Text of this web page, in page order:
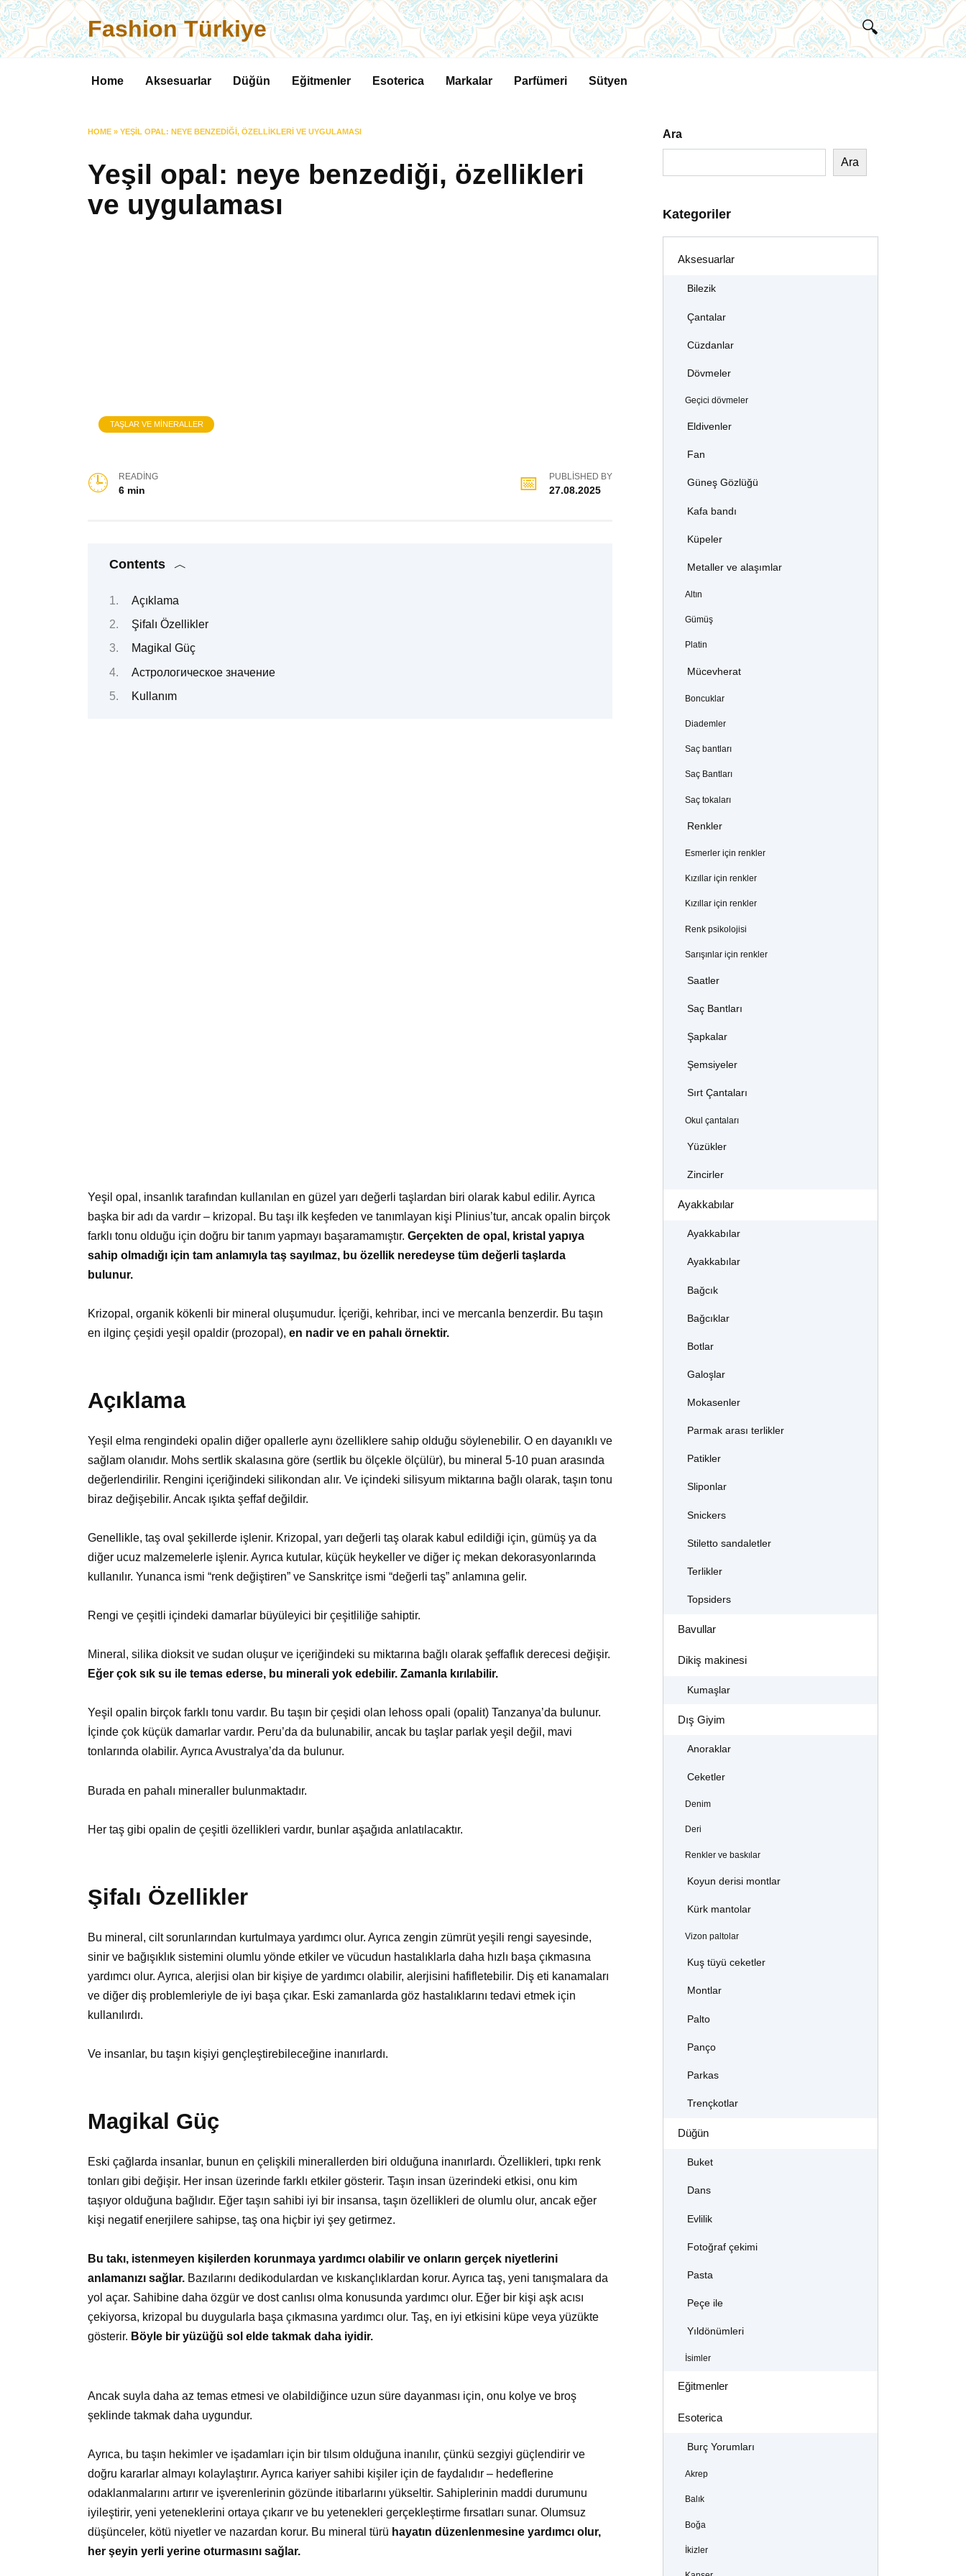
Skip
to
content
Fashion Türkiye
Home Aksesuarlar Düğün Eğitmenler Esoterica Markalar Parfümeri Sütyen
HOME » YEŞIL OPAL: NEYE BENZEDIĞI, ÖZELLIKLERI VE UYGULAMASI
Yeşil opal: neye benzediği, özellikleri
ve uygulaması
TAŞLAR VE MINERALLER
READING
6 min
PUBLISHED BY
27.08.2025
Contents
Açıklama
Şifalı Özellikler
Magikal Güç
Астрологическое значение
Kullanım
Yeşil opal, insanlık tarafından kullanılan en güzel yarı değerli taşlardan biri olarak kabul edilir. Ayrıca
başka bir adı da vardır – krizopal. Bu taşı ilk keşfeden ve tanımlayan kişi Plinius’tur, ancak opalin birçok
farklı tonu olduğu için doğru bir tanım yapmayı başaramamıştır. Gerçekten de opal, kristal yapıya
sahip olmadığı için tam anlamıyla taş sayılmaz, bu özellik neredeyse tüm değerli taşlarda
bulunur.
Krizopal, organik kökenli bir mineral oluşumudur. İçeriği, kehribar, inci ve mercanla benzerdir. Bu taşın
en ilginç çeşidi yeşil opaldir (prozopal), en nadir ve en pahalı örnektir.
Açıklama
Yeşil elma rengindeki opalin diğer opallerle aynı özelliklere sahip olduğu söylenebilir. O en dayanıklı ve
sağlam olanıdır. Mohs sertlik skalasına göre (sertlik bu ölçekle ölçülür), bu mineral 5-10 puan arasında
değerlendirilir. Rengini içeriğindeki silikondan alır. Ve içindeki silisyum miktarına bağlı olarak, taşın tonu
biraz değişebilir. Ancak ışıkta şeffaf değildir.
Genellikle, taş oval şekillerde işlenir. Krizopal, yarı değerli taş olarak kabul edildiği için, gümüş ya da
diğer ucuz malzemelerle işlenir. Ayrıca kutular, küçük heykeller ve diğer iç mekan dekorasyonlarında
kullanılır. Yunanca ismi “renk değiştiren” ve Sanskritçe ismi “değerli taş” anlamına gelir.
Rengi ve çeşitli içindeki damarlar büyüleyici bir çeşitliliğe sahiptir.
Mineral, silika dioksit ve sudan oluşur ve içeriğindeki su miktarına bağlı olarak şeffaflık derecesi değişir.
Eğer çok sık su ile temas ederse, bu minerali yok edebilir. Zamanla kırılabilir.
Yeşil opalin birçok farklı tonu vardır. Bu taşın bir çeşidi olan lehoss opali (opalit) Tanzanya’da bulunur.
İçinde çok küçük damarlar vardır. Peru’da da bulunabilir, ancak bu taşlar parlak yeşil değil, mavi
tonlarında olabilir. Ayrıca Avustralya’da da bulunur.
Burada en pahalı mineraller bulunmaktadır.
Her taş gibi opalin de çeşitli özellikleri vardır, bunlar aşağıda anlatılacaktır.
Şifalı Özellikler
Bu mineral, cilt sorunlarından kurtulmaya yardımcı olur. Ayrıca zengin zümrüt yeşili rengi sayesinde,
sinir ve bağışıklık sistemini olumlu yönde etkiler ve vücudun hastalıklarla daha hızlı başa çıkmasına
yardımcı olur. Ayrıca, alerjisi olan bir kişiye de yardımcı olabilir, alerjisini hafifletebilir. Diş eti kanamaları
ve diğer diş problemleriyle de iyi başa çıkar. Eski zamanlarda göz hastalıklarını tedavi etmek için
kullanılırdı.
Ve insanlar, bu taşın kişiyi gençleştirebileceğine inanırlardı.
Magikal Güç
Eski çağlarda insanlar, bunun en çelişkili minerallerden biri olduğuna inanırlardı. Özellikleri, tıpkı renk
tonları gibi değişir. Her insan üzerinde farklı etkiler gösterir. Taşın insan üzerindeki etkisi, onu kim
taşıyor olduğuna bağlıdır. Eğer taşın sahibi iyi bir insansa, taşın özellikleri de olumlu olur, ancak eğer
kişi negatif enerjilere sahipse, taş ona hiçbir iyi şey getirmez.
Bu takı, istenmeyen kişilerden korunmaya yardımcı olabilir ve onların gerçek niyetlerini
anlamanızı sağlar. Bazılarını dedikodulardan ve kıskançlıklardan korur. Ayrıca taş, yeni tanışmalara da
yol açar. Sahibine daha özgür ve dost canlısı olma konusunda yardımcı olur. Eğer bir kişi aşk acısı
çekiyorsa, krizopal bu duygularla başa çıkmasına yardımcı olur. Taş, en iyi etkisini küpe veya yüzükte
gösterir. Böyle bir yüzüğü sol elde takmak daha iyidir.
Ancak suyla daha az temas etmesi ve olabildiğince uzun süre dayanması için, onu kolye ve broş
şeklinde takmak daha uygundur.
Ayrıca, bu taşın hekimler ve işadamları için bir tılsım olduğuna inanılır, çünkü sezgiyi güçlendirir ve
doğru kararlar almayı kolaylaştırır. Ayrıca kariyer sahibi kişiler için de faydalıdır – hedeflerine
odaklanmalarını artırır ve işverenlerinin gözünde itibarlarını yükseltir. Sahiplerinin maddi durumunu
iyileştirir, yeni yeteneklerini ortaya çıkarır ve bu yetenekleri gerçekleştirme fırsatları sunar. Olumsuz
düşünceler, kötü niyetler ve nazardan korur. Bu mineral türü hayatın düzenlenmesine yardımcı olur,
her şeyin yerli yerine oturmasını sağlar.
Ara
Ara
Kategoriler
Aksesuarlar
Bilezik
Çantalar
Cüzdanlar
Dövmeler
Geçici dövmeler
Eldivenler
Fan
Güneş Gözlüğü
Kafa bandı
Küpeler
Metaller ve alaşımlar
Altın
Gümüş
Platin
Mücevherat
Boncuklar
Diademler
Saç bantları
Saç Bantları
Saç tokaları
Renkler
Esmerler için renkler
Kızıllar için renkler
Kızıllar için renkler
Renk psikolojisi
Sarışınlar için renkler
Saatler
Saç Bantları
Şapkalar
Şemsiyeler
Sırt Çantaları
Okul çantaları
Yüzükler
Zincirler
Ayakkabılar
Ayakkabılar
Ayakkabılar
Bağcık
Bağcıklar
Botlar
Galoşlar
Mokasenler
Parmak arası terlikler
Patikler
Sliponlar
Snickers
Stiletto sandaletler
Terlikler
Topsiders
Bavullar
Dikiş makinesi
Kumaşlar
Dış Giyim
Anoraklar
Ceketler
Denim
Deri
Renkler ve baskılar
Koyun derisi montlar
Kürk mantolar
Vizon paltolar
Kuş tüyü ceketler
Montlar
Palto
Panço
Parkas
Trençkotlar
Düğün
Buket
Dans
Evlilik
Fotoğraf çekimi
Pasta
Peçe ile
Yıldönümleri
İsimler
Eğitmenler
Esoterica
Burç Yorumları
Akrep
Balık
Boğa
İkizler